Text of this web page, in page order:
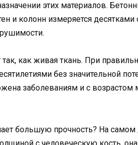
этих материалов.
и колонн измеряется десятками
так, как живая ткань. При
без значительной
заболеваниям и с возрастом
большую прочность? На
с человеческую кость,